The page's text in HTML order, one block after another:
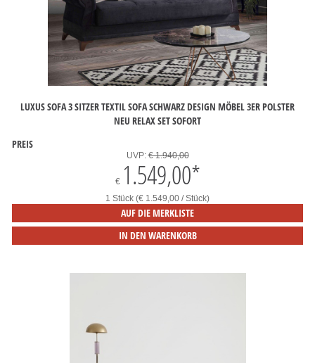
LUXUS SOFA 3 SITZER TEXTIL SOFA SCHWARZ DESIGN MÖBEL 3ER POLSTER
NEU RELAX SET SOFORT
PREIS
UVP:€ 1.940,00
€ 1.549,00*
1 Stück (€ 1.549,00 / Stück)
AUF DIE MERKLISTE
IN DEN WARENKORB